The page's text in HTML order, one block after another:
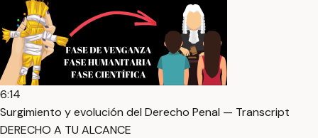
6:14
Surgimiento y evolución del Derecho Penal — Transcript
DERECHO A TU ALCANCE